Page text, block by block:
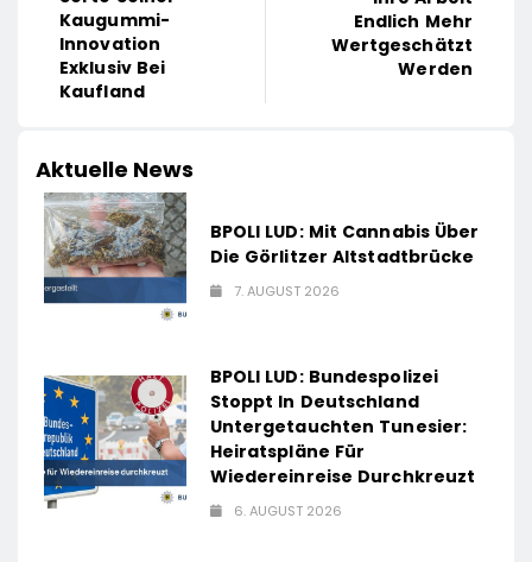
Kaugummi-
Innovation
Exklusiv Bei
Kaufland
Endlich Mehr
Wertgeschätzt
Werden
Aktuelle News
BPOLI LUD: Mit Cannabis Über
Die Görlitzer Altstadtbrücke
7. AUGUST 2026
BPOLI LUD: Bundespolizei
Stoppt In Deutschland
Untergetauchten Tunesier:
Heiratspläne Für
Wiedereinreise Durchkreuzt
6. AUGUST 2026